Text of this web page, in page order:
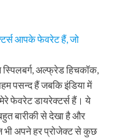
आपके फेवरेट हैं, जो
अल्फ्रेड हिचकॉक,
पसन्द हैं जबकि इंडिया में
फेवरेट डायरेक्टर्स हैं। ये
बारीकी से देखा है और
अपने हर प्रोजेक्ट से कुछ